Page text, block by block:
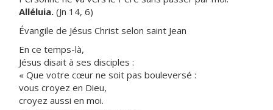
Alléluia. (Jn 14, 6)
Évangile de Jésus Christ selon saint Jean
En ce temps-là,
Jésus disait à ses disciples :
« Que votre cœur ne soit pas bouleversé :
vous croyez en Dieu,
croyez aussi en moi.